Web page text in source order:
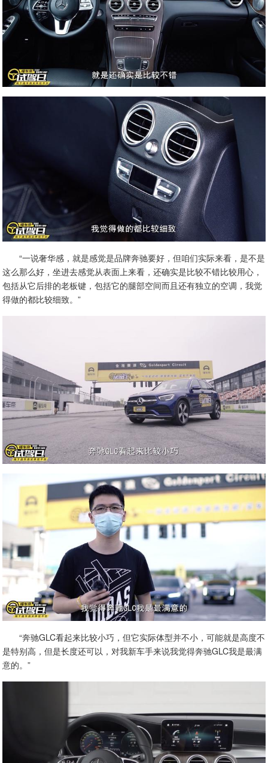
“一说奢华感，就是感觉是品牌奔驰要好，但咱们实际来看，是不是
这么那么好，坐进去感觉从表面上来看，还确实是比较不错比较用心，
包括从它后排的老板键，包括它的腿部空间而且还有独立的空调，我觉
得做的都比较细致。”
“奔驰GLC看起来比较小巧，但它实际体型并不小，可能就是高度不
是特别高，但是长度还可以，对我新车手来说我觉得奔驰GLC我是最满
意的。”